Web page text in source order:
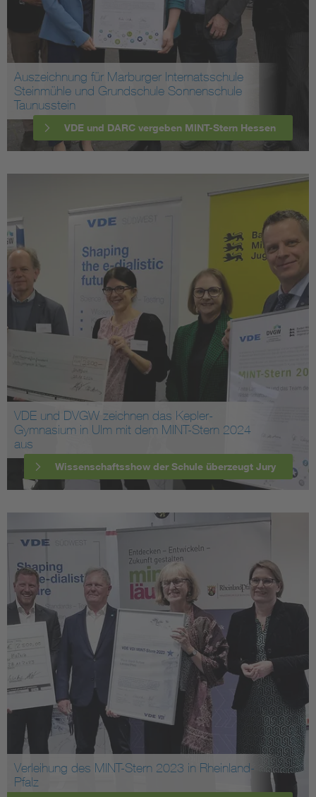
Auszeichnung für Marburger Internatsschule
Steinmühle und Grundschule Sonnenschule
Taunusstein
VDE und DARC vergeben MINT-Stern Hessen
VDE und DVGW zeichnen das Kepler-
Gymnasium in Ulm mit dem MINT-Stern 2024
aus
Wissenschaftsshow der Schule überzeugt Jury
Verleihung des MINT-Stern 2023 in Rheinland-
Pfalz